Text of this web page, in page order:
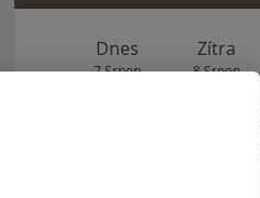
Dnes
7 Srpen
Zítra
8 Srpen
Tento specialista
termínu